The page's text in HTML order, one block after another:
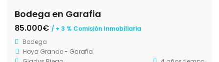
Bodega en Garafia
85.000€ / + 3 % Comisión Inmobiliaria
Bodega
Hoya Grande - Garafia